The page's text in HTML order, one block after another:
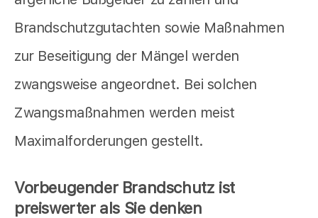
Brandschutzgutachten sowie Maßnahmen
zur Beseitigung der Mängel werden
zwangsweise angeordnet. Bei solchen
Zwangsmaßnahmen werden meist
Maximalforderungen gestellt.
Vorbeugender Brandschutz ist
preiswerter als Sie denken